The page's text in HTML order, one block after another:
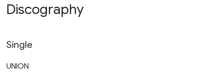
Discography
Single
UNION